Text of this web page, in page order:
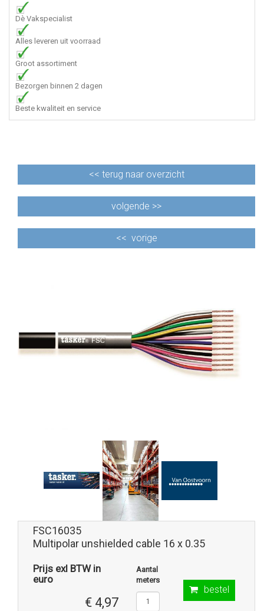
Dè Vakspecialist
Alles leveren uit voorraad
Groot assortiment
Bezorgen binnen 2 dagen
Beste kwaliteit en service
<< terug naar overzicht
volgende >>
<< vorige
FSC16035
Multipolar unshielded cable 16 x 0.35
Prijs exl BTW in
euro
€ 4,97
Aantal
meters
bestel